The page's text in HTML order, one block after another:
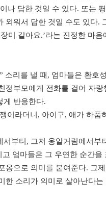
나 답한 것일 수 있다. 또는
외워서 답한 것일 수도 있다.
미 같아요.’라는 진정한 마음
소리를 낼 때, 엄마들은 환호
정부모에게 전화를 걸어 자랑
게 반응한다.
이라더니, 아이구, 애가 하품
서부터, 그저 옹알거림에서부
고 엄마들은 그 우연한 순간을
옹으로 의미를 붙여준다. 그
한 소리가 의미로 살아난다는